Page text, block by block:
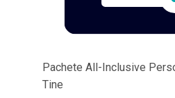
Pachete All-Inclusive
Tine